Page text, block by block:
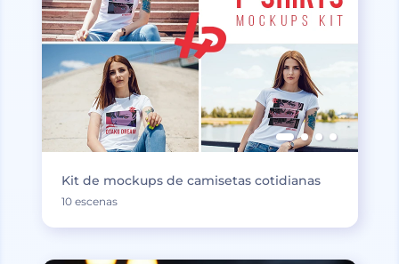
Kit de mockups de camisetas cotidianas
10 escenas